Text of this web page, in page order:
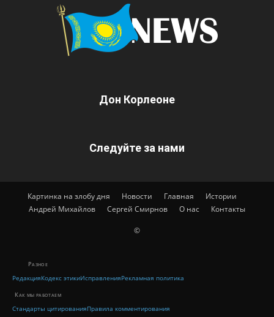
Дон Корлеоне
Следуйте за нами
Картинка на злобу дня Новости Главная
Истории
Андрей Михайлов
Сергей Смирнов О нас Контакты
©
Разное
РедакцияКодекс этикиИсправленияРекламная политика
Как мы работаем
Стандарты цитированияПравила комментирования